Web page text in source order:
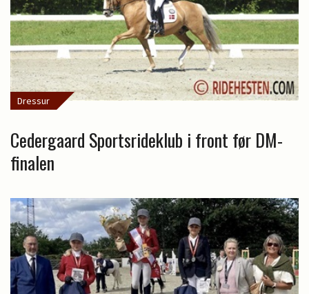
Dressur
Cedergaard Sportsrideklub i front før DM-
finalen